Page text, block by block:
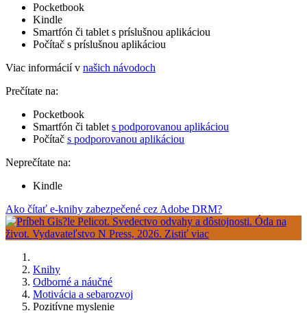
Pocketbook
Kindle
Smartfón či tablet s príslušnou aplikáciou
Počítač s príslušnou aplikáciou
Viac informácií v našich návodoch
Prečítate na:
Pocketbook
Smartfón či tablet s podporovanou aplikáciou
Počítač s podporovanou aplikáciou
Neprečítate na:
Kindle
Ako čítať e-knihy zabezpečené cez Adobe DRM?
Knihy
Odborné a náučné
Motivácia a sebarozvoj
Pozitívne myslenie